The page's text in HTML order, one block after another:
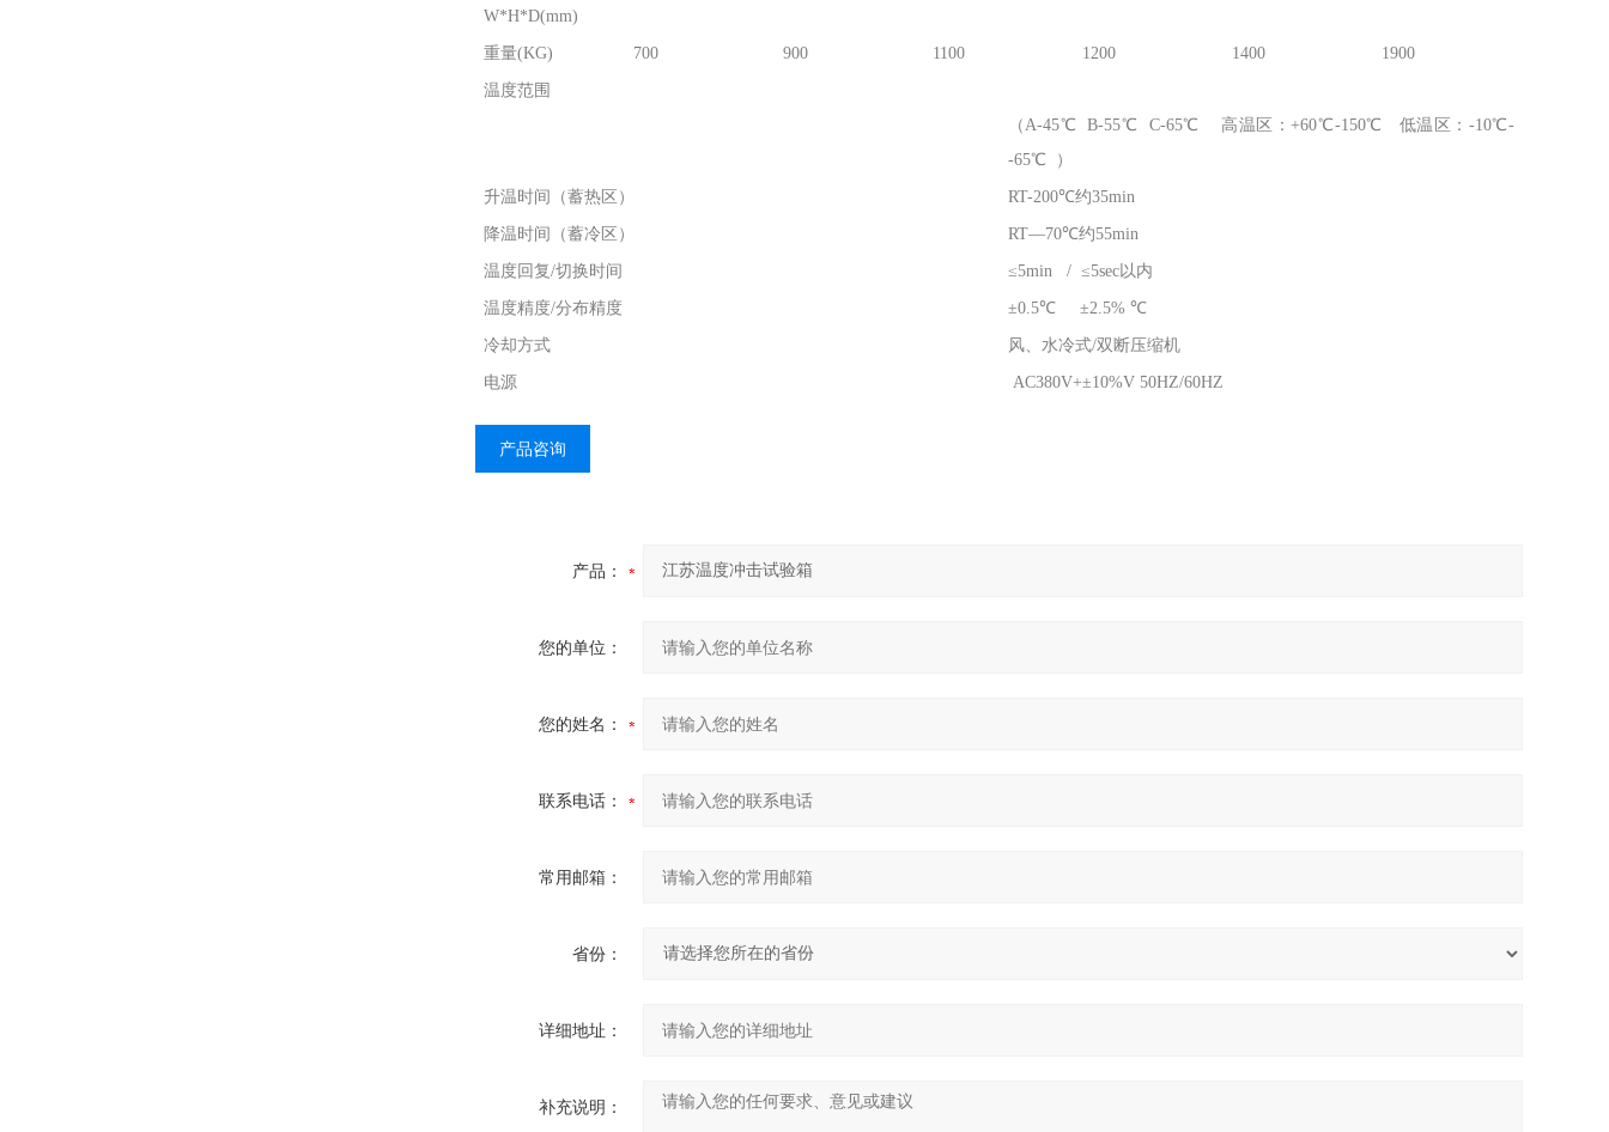
W*H*D(mm)
重量(KG) 700 900 1100 1200 1400 1900
温度范围
（A-45℃ B-55℃ C-65℃ 高温区：+60℃-150℃ 低温区：-10℃-
-65℃ ）
升温时间（蓄热区） RT-200℃约35min
降温时间（蓄冷区） RT—70℃约55min
温度回复/切换时间 ≤5min / ≤5sec以内
温度精度/分布精度 ±0.5℃ ±2.5% ℃
冷却方式 风、水冷式/双断压缩机
电源 AC380V+±10%V 50HZ/60HZ
产品咨询
产品：
您的单位：
您的姓名：
联系电话：
常用邮箱：
省份：
详细地址：
补充说明：